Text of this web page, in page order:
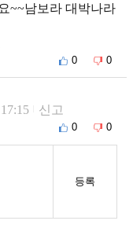
~~남보라 대박나라
0 0
신고
0 0
등록